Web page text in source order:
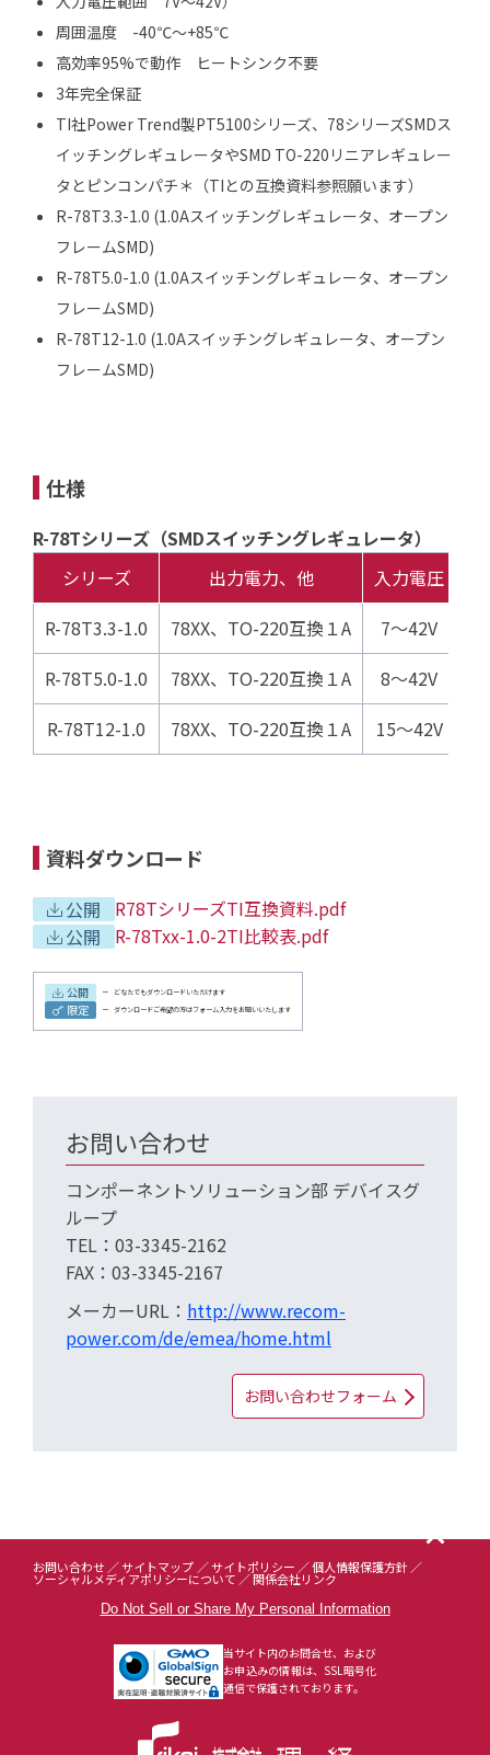
周囲温度 -40℃～+85℃
高効率95%で動作 ヒートシンク不要
3年完全保証
TI社Power Trend製PT5100シリーズ、78シリーズSMDス
イッチングレギュレータやSMD TO-220リニアレギュレー
タとピンコンパチ＊（TIとの互換資料参照願います）
R-78T3.3-1.0 (1.0Aスイッチングレギュレータ、オープン
フレームSMD)
R-78T5.0-1.0 (1.0Aスイッチングレギュレータ、オープン
フレームSMD)
R-78T12-1.0 (1.0Aスイッチングレギュレータ、オープン
フレームSMD)
仕様
R-78Tシリーズ（SMDスイッチングレギュレータ）
シリーズ
出力電力、他
入力電圧
R-78T3.3-1.0
78XX、TO-220互換１A 7～42V
R-78T5.0-1.0
78XX、TO-220互換１A 8～42V
R-78T12-1.0
78XX、TO-220互換１A 15～42V
資料ダウンロード
公開
R78TシリーズTI互換資料.pdf
公開
R-78Txx-1.0-2TI比較表.pdf
公開 どなたでもダウンロードいただけます
限定 ダウンロードご希望の方はフォーム入力をお願いいたします
お問い合わせ
コンポーネントソリューション部 デバイスグ
ループ
TEL：03-3345-2162
FAX：03-3345-2167
メーカーURL： http://www.recom-
power.com/de/emea/home.html
お問い合わせフォーム
お問い合わせ サイトマップ サイトポリシー 個人情報保護方針
ソーシャルメディアポリシーについて 関係会社リンク
Do Not Sell or Share My Personal Information
当サイト内のお問合せ、および
お申込みの情報は、SSL暗号化
通信で保護されております。